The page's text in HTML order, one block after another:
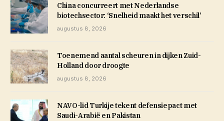
China concurreert met Nederlandse
biotechsector: ‘Snelheid maakt het verschil’
augustus 8, 2026
Toenemend aantal scheuren in dijken Zuid-
Holland door droogte
augustus 8, 2026
NAVO-lid Turkije tekent defensiepact met
Saudi-Arabië en Pakistan